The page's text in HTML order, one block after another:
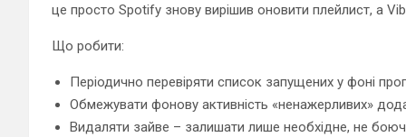
це просто Spotify знову вирішив оновити плейлист, а
Що робити:
Періодично перевіряти список запущених у фоні
Обмежувати фонову активність «ненажерливих»
Видаляти зайве – залишати лише необхідне, не